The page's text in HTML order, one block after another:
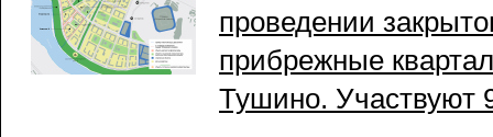
проведении
прибрежные
Тушино. Участвуют